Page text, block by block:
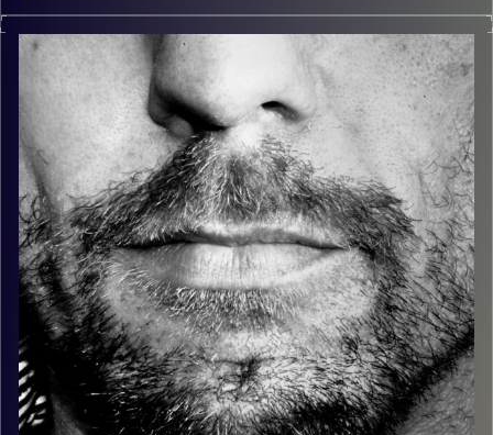
זיפים, מוזיקה מחוספסת של הופעות חיות. הרבה ג'אם, רוק,
בלוז, bluegrass, ג'אז, Fאנק, פרוגרסיב ואפילו אלקטרוניקה.
כל מה שחי, אמיתי ונושם.
עם שמוליק רגב.
קרדיט תמונות: David Goehring